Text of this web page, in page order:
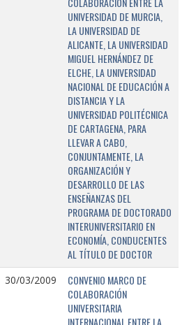
UNIVERSIDAD DE MURCIA,
LA UNIVERSIDAD DE
ALICANTE, LA UNIVERSIDAD
MIGUEL HERNÁNDEZ DE
ELCHE, LA UNIVERSIDAD
NACIONAL DE EDUCACIÓN A
DISTANCIA Y LA
UNIVERSIDAD POLITÉCNICA
DE CARTAGENA, PARA
LLEVAR A CABO,
CONJUNTAMENTE, LA
ORGANIZACIÓN Y
DESARROLLO DE LAS
ENSEÑANZAS DEL
PROGRAMA DE DOCTORADO
INTERUNIVERSITARIO EN
ECONOMÍA, CONDUCENTES
AL TÍTULO DE DOCTOR
30/03/2009
CONVENIO MARCO DE
COLABORACIÓN
UNIVERSITARIA
INTERNACIONAL ENTRE LA